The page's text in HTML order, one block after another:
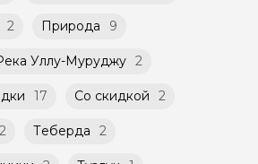
2 Природа 9
Уллу-Муруджу 2
17 Со скидкой 2
2 Теберда 2